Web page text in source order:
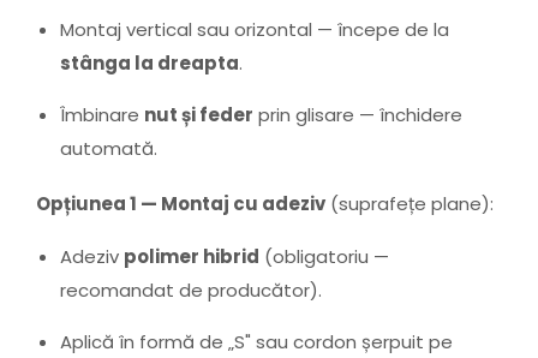
Montaj vertical sau orizontal — începe de la
stânga la dreapta.
Îmbinare nut și feder prin glisare — închidere
automată.
Opțiunea 1 — Montaj cu adeziv (suprafețe plane):
Adeziv polimer hibrid (obligatoriu —
recomandat de producător).
Aplică în formă de „S" sau cordon șerpuit pe